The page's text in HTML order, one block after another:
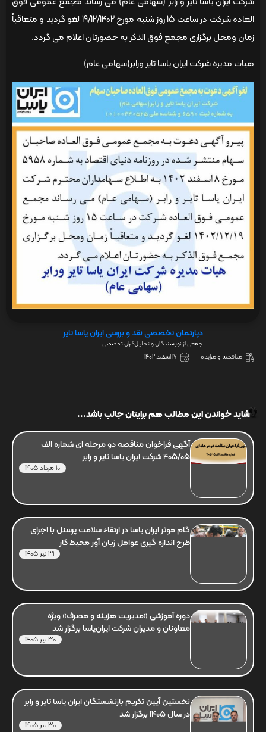
العاده شرکت در ساعت 15 روز شنبه مورخ 19/12/1402 لغو گردید و متعاقباً
زمان ومحل برگزاری مجمع فوق الذکر به حضورتان اعلام می گردد.
هیات مدیره شرکت ایران یاسا تایر ورابر(سهامی عام)
دپارتمان تخصصی نقد و بررسی ایران یاسا تایر
جمعی از نویسندگان و تحلیل‌گران تخصصی
مناقصه و مزایده 17 اسفند 1402
شاید خواندن این مطالب هم برایتان جالب باشد...
آگهی فراخوان مناقصه دو مرحله ای شماره الف
405/05 شرکت ایران یاسا تایر و رابر
10 مرداد 1405
گام موثر ایران یاسا در ارتقاء سلامت پرسنل با اجرای
طرح اندازه گیری عوامل زیان آور محیط کار
31 تیر 1405
دوره آموزشی «مدیریت هزینه و مصرف» ویژه
معاونان و مدیران شرکت ایران‌یاسا برگزار شد
30 تیر 1405
نخستین آیین تکریم بازنشستگان ایران یاسا تایر و رابر
در سال 1405 برگزار شد
30 تیر 1405